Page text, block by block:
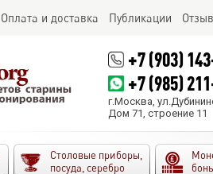
Оплата и доставка Публикации
+7 (903)
+7 (985)
г.Москва,
Дом 71, строение 11
Столовые приборы,
посуда, серебро